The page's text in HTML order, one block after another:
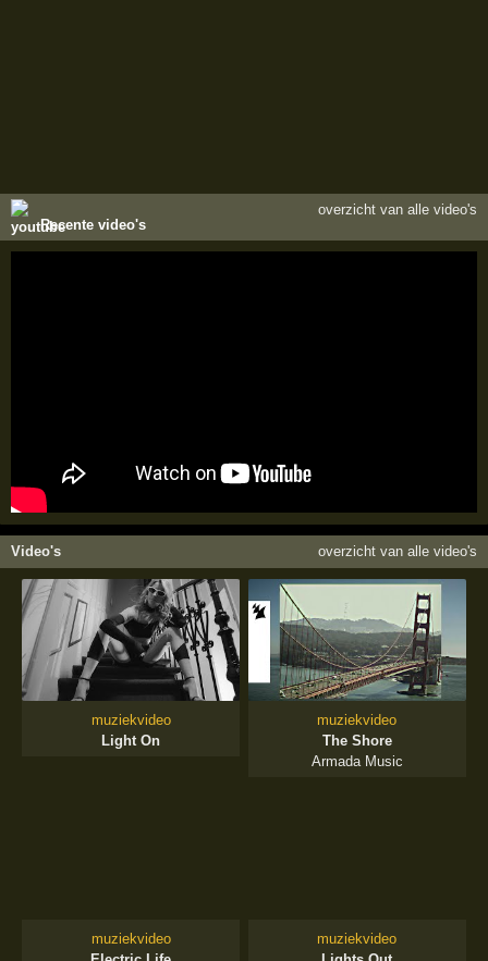
Recente video's
overzicht van alle video's
Video's overzicht van alle video's
muziekvideo
Light On
muziekvideo
The Shore
Armada Music
muziekvideo
muziekvideo